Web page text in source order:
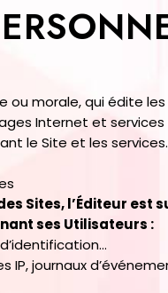
ou morale, qui édite
Internet et services
le Site et les services.
Sites, l’Éditeur
ses Utilisateurs :
IP, journaux